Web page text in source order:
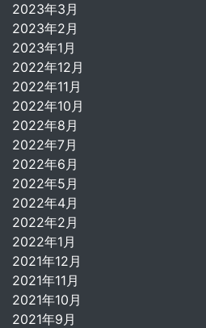
2023年3月
2023年2月
2023年1月
2022年12月
2022年11月
2022年10月
2022年8月
2022年7月
2022年6月
2022年5月
2022年4月
2022年2月
2022年1月
2021年12月
2021年11月
2021年10月
2021年9月